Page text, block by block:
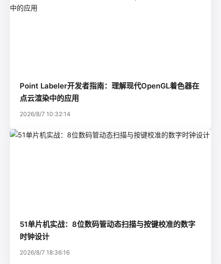
Point Labeler开发者指南：理解现代OpenGL着色器在
点云渲染中的应用
2026/8/7 10:32:14
51单片机实战：8位数码管动态扫描与按键校准的数字
时钟设计
2026/8/7 18:36:16